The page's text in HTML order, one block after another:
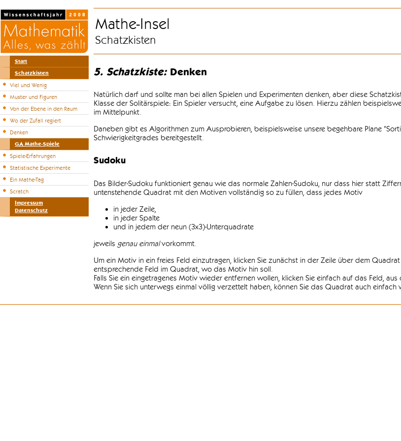
Start
Schatzkisten
Viel und Wenig
Muster und Figuren
Von der Ebene in den Raum
Wo der Zufall regiert
Denken
GA Mathe-Spiele
Spiele-Erfahrungen
Statistische Experimente
Ein Mathe-Tag
Scratch
Impressum
Datenschutz
Mathe-Insel
Schatzkisten
5. Schatzkiste:Denken
Natürlich darf und sollte man bei allen Spielen und Experimenten denken, aber diese
Klasse der Solitärspiele: Ein Spieler versucht, eine Aufgabe zu lösen. Hierzu zählen
im Mittelpunkt.
Daneben gibt es Algorithmen zum Ausprobieren, beispielsweise unsere begehbare Plane
Schwierigkeitgrades bereitgestellt.
Sudoku
Das Bilder-Sudoku funktioniert genau wie das normale Zahlen-Sudoku, nur dass hier statt
untenstehende Quadrat mit den Motiven vollständig so zu füllen, dass jedes Motiv
in jeder Zeile,
in jeder Spalte
und in jedem der neun (3x3)-Unterquadrate
jeweils genau einmalvorkommt.
Um ein Motiv in ein freies Feld einzutragen, klicken Sie zunächst in der Zeile über dem
entsprechende Feld im Quadrat, wo das Motiv hin soll.
Falls Sie ein eingetragenes Motiv wieder entfernen wollen, klicken Sie einfach auf das Feld,
Wenn Sie sich unterwegs einmal völlig verzettelt haben, können Sie das Quadrat auch einfach